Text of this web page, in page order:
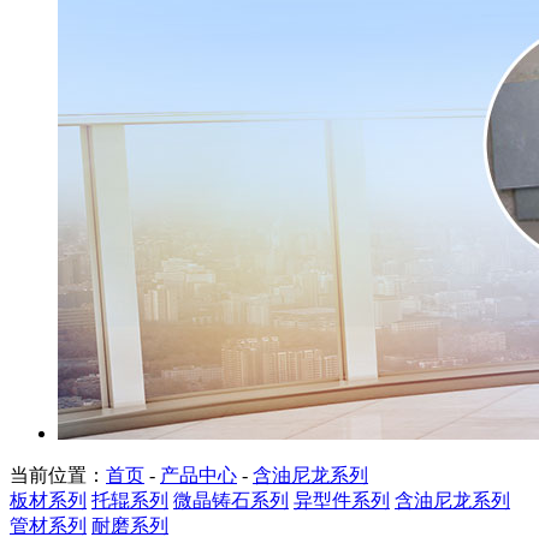
当前位置： 首页 - 产品中心 - 含油尼龙系列
板材系列 托辊系列 微晶铸石系列 异型件系列 含油尼龙系列
管材系列 耐磨系列